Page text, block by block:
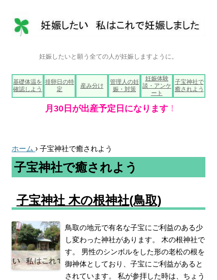
妊娠したいと願う全ての人が妊娠しますように。
コ
ン
テ
ン
ツ
へ
基礎体温を
確認しよう
排卵日の特
定
産み分け
管理人の妊
娠・対策
妊娠体験
談・アンケ
ート
子宝神社で
癒されよう
ホーム › 子宝神社で癒されよう
子宝神社で癒されよう
子宝神社 木の根神社(鳥取)
鳥取の地元で有名な子宝にご利益のある少
し変わった神社があります。 木の根神社で
す。 男性のシンボルをした形の老松の根を
御神体としており、子宝にご利益があると
されています。 私が参拝した時は、ちょう